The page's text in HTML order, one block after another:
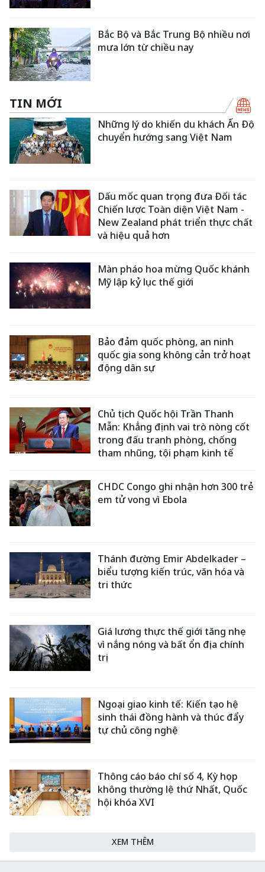
Bắc Bộ và Bắc Trung Bộ nhiều nơi
mưa lớn từ chiều nay
TIN MỚI
Những lý do khiến du khách Ấn Độ
chuyển hướng sang Việt Nam
Dấu mốc quan trọng đưa Đối tác
Chiến lược Toàn diện Việt Nam -
New Zealand phát triển thực chất
và hiệu quả hơn
Màn pháo hoa mừng Quốc khánh
Mỹ lập kỷ lục thế giới
Bảo đảm quốc phòng, an ninh
quốc gia song không cản trở hoạt
động dân sự
Chủ tịch Quốc hội Trần Thanh
Mẫn: Khẳng định vai trò nòng cốt
trong đấu tranh phòng, chống
tham nhũng, tội phạm kinh tế
CHDC Congo ghi nhận hơn 300 trẻ
em tử vong vì Ebola
Thánh đường Emir Abdelkader –
biểu tượng kiến trúc, văn hóa và
tri thức
Giá lương thực thế giới tăng nhẹ
vì nắng nóng và bất ổn địa chính
trị
Ngoại giao kinh tế: Kiến tạo hệ
sinh thái đồng hành và thúc đẩy
tự chủ công nghệ
Thông cáo báo chí số 4, Kỳ họp
không thường lệ thứ Nhất, Quốc
hội khóa XVI
XEM THÊM